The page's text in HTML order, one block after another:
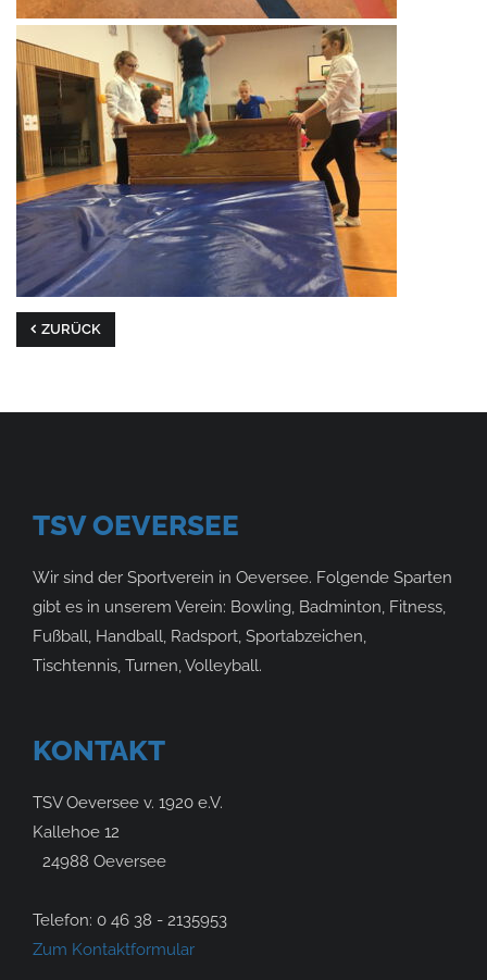
ZURÜCK
TSV OEVERSEE
Wir sind der Sportverein in Oeversee. Folgende Sparten
gibt es in unserem Verein: Bowling, Badminton, Fitness,
Fußball, Handball, Radsport, Sportabzeichen,
Tischtennis, Turnen, Volleyball.
KONTAKT
TSV Oeversee v. 1920 e.V.
Kallehoe 12
24988 Oeversee
Telefon: 0 46 38 - 2135953
Zum Kontaktformular